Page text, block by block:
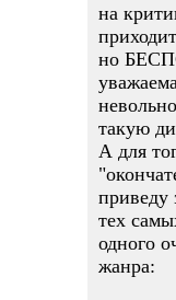
на
но
такую
А для
приведу
тех
одного
жанра: